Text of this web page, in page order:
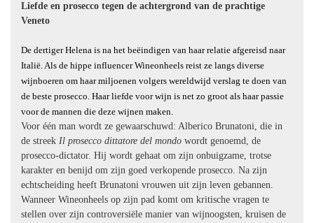
Liefde en prosecco tegen de achtergrond van de prachtige
Veneto
De dertiger Helena is na het beëindigen van haar relatie afgereisd naar
Italië. Als de hippe influencer Wineonheels reist ze langs diverse
wijnboeren om haar miljoenen volgers wereldwijd verslag te doen van
de beste prosecco. Haar liefde voor wijn is net zo groot als haar passie
voor de mannen die deze wijnen maken.
Voor één man wordt ze gewaarschuwd: Alberico Brunatoni, die in
de streek Il prosecco dittatore del mondo wordt genoemd, de
prosecco-dictator. Hij wordt gehaat om zijn onbuigzame, trotse
karakter en benijd om zijn goed verkopende prosecco. Na zijn
echtscheiding heeft Brunatoni vrouwen uit zijn leven gebannen.
Wanneer Wineonheels op zijn pad komt om kritische vragen te
stellen over zijn controversiële manier van wijnoogsten, kruisen de